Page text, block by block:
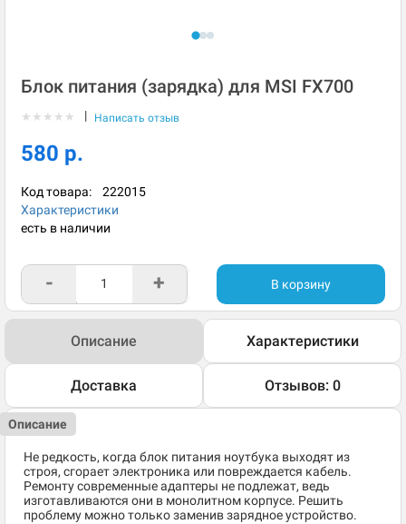
Блок питания (зарядка) для MSI FX700
★ ★ ★ ★ ★ | Написать отзыв
580 р.
Код товара: 222015
Характеристики
есть в наличии
- + В корзину
Описание Характеристики
Доставка Отзывов: 0
Описание
Не редкость, когда блок питания ноутбука выходят из
строя, сгорает электроника или повреждается кабель.
Ремонту современные адаптеры не подлежат, ведь
изготавливаются они в монолитном корпусе. Решить
проблему можно только заменив зарядное устройство.